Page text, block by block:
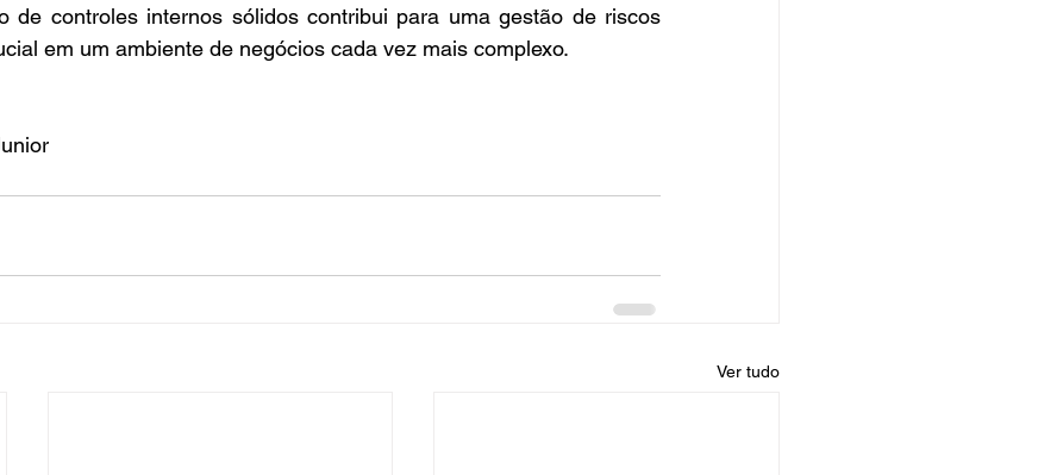
de controles internos sólidos contribui para uma gestão de riscos
em um ambiente de negócios cada vez mais complexo.
Ver tudo